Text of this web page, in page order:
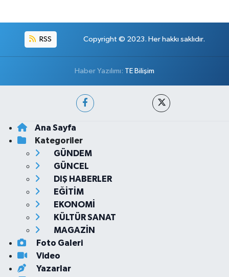
RSS Copyright © 2023. Her hakkı saklıdır.
Haber Yazılımı: TE Bilişim
Ana Sayfa
Kategoriler
GÜNDEM
GÜNCEL
DIŞ HABERLER
EĞİTİM
EKONOMİ
KÜLTÜR SANAT
MAGAZİN
Foto Galeri
Video
Yazarlar